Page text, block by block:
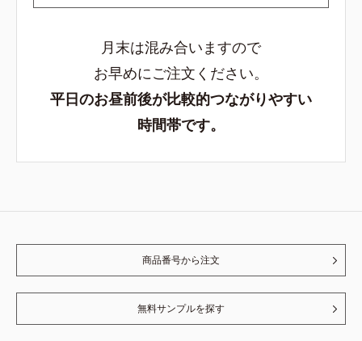
月末は混み合いますので
お早めにご注文ください。
平日のお昼前後が比較的つながりやすい
時間帯です。
商品番号から注文
無料サンプルを探す